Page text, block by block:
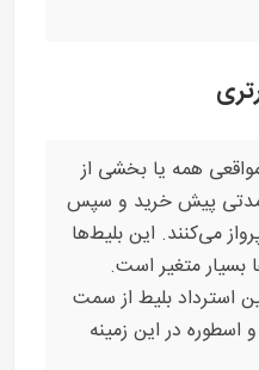
همه یا بخشی از
مدتی پیش خرید و سپس
می‌کنند. این بلیط‌ها
متغیر است.
استرداد بلیط از سمت
در این زمینه